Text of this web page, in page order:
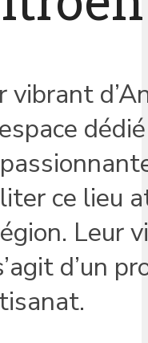
ce lieu
Leur
d’un